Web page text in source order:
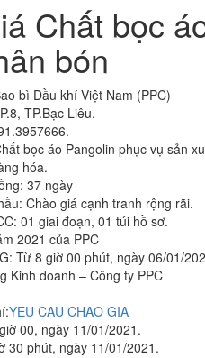
Chất bọc
bón
bì Dầu khí Việt Nam (PPC)
TP.Bạc Liêu.
bọc áo Pangolin phục vụ sản
hóa.
37 ngày
Chào giá cạnh tranh rộng rãi.
01 giai đoạn, 01 túi hồ sơ.
2021 của PPC
Từ 8 giờ 00 phút, ngày 06/01/
Kinh doanh – Công ty PPC
YEU CAU CHAO GIA
00, ngày 11/01/2021.
30 phút, ngày 11/01/2021.